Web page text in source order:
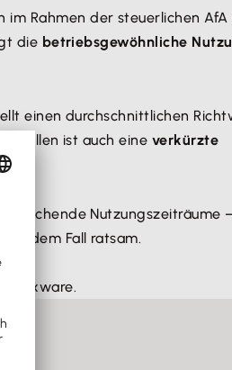
Rahmen der steuerlichen AfA
die betriebsgewöhnliche
einen durchschnittlichen
Fällen ist auch eine verkürzte
Nutzungszeiträume
in jedem Fall ratsam.
Lexware.